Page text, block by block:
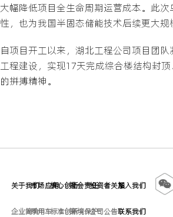
大幅降低项目全生命周期运营成本。此
性，也为我国半固态储能技术后续更大
自项目开工以来，湖北工程公司项目团
工程建设，实现17天完成综合楼结构封
的拼搏精神。
关于我们
企业简介
市场应用
乘用车
核心创新
标准创新
社会责任
环境保护
投资者关系
公司公告
加入我们
联系我们